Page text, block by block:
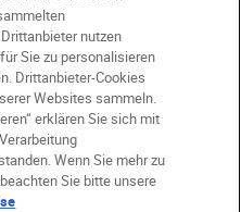
Nikon Stores
nutzen
Sie zu personalisieren
Drittanbieter-Cookies
Websites sammeln.
erklären Sie sich mit
Wenn Sie mehr zu
Sie bitte unsere